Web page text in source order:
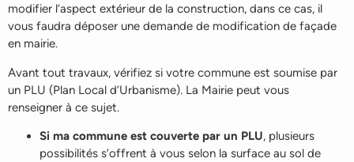
modifier l’aspect extérieur de la construction, dans ce cas, il
vous faudra déposer une demande de modification de façade
en mairie.
Avant tout travaux, vérifiez si votre commune est soumise par
un PLU (Plan Local d’Urbanisme). La Mairie peut vous
renseigner à ce sujet.
Si ma commune est couverte par un PLU, plusieurs
possibilités s’offrent à vous selon la surface au sol de